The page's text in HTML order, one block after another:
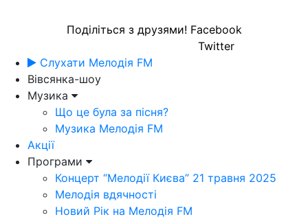
Поділіться з друзями! Facebook
Twitter
Слухати Мелодія FM
Вівсянка-шоу
Музика
Що це була за пісня?
Музика Мелодія FM
Акції
Програми
Концерт “Мелодії Києва” 21 травня 2025
Мелодія вдячності
Новий Рік на Мелодія FM